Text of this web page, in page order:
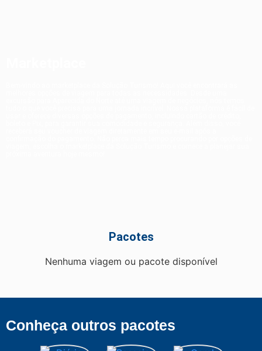
Pacotes
Nenhuma viagem ou pacote disponível
Conheça outros pacotes